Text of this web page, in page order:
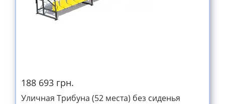
188 693 грн.
Уличная Трибуна (52 места) без сиденья